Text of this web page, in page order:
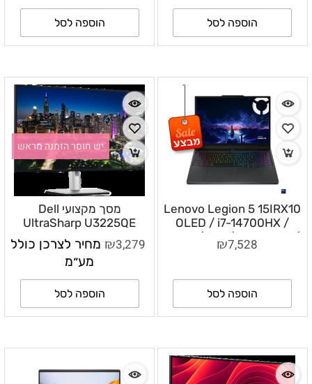
הוספה לסל הוספה לסל
Lenovo Legion 5 15IRX10
OLED / i7-14700HX /
32GB / 1TB / RTX 5050 /
Win 11 pro / 83LY00BYIV
₪7,528
הוספה לסל
יש חוסר הזמנה מראש
מסך מקצועי Dell
UltraSharp U3225QE
Black 120Hz עם
Thunderbolt 4 –
DLMOU3225QE
₪3,279
מחיר לצרכן כולל
מע״מ
הוספה לסל